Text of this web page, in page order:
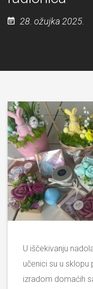
28. ožujka 2025.
U iščekivanju
učenici su u
izradom domaćih